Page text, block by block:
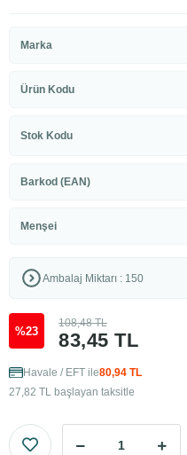
Marka
Ürün Kodu
Stok Kodu
Barkod (EAN)
Menşei
Ambalaj Miktarı : 150
%23 83,45 TL
108,48 TL
Havale / EFT ile80,94 TL
27,82 TL başlayan taksitle